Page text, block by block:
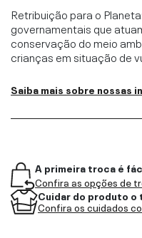
Retribuição para o
governamentais que
conservação do meio
crianças em situação de
Saiba mais sobre nossas
A primeira troca é
Confira as opções de
Cuidar do produto o
Confira os cuidados